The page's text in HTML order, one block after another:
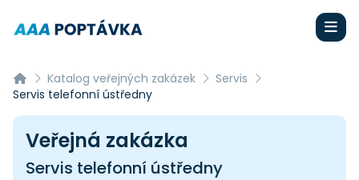
Katalog veřejných zakázek
Servis
Servis telefonní ústředny
Veřejná zakázka
Servis telefonní ústředny